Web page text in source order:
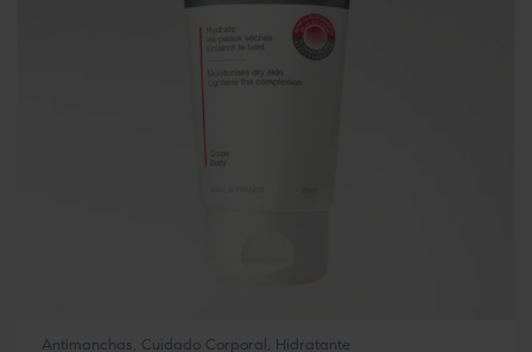
Antimanchas, Cuidado Corporal , Hidratante